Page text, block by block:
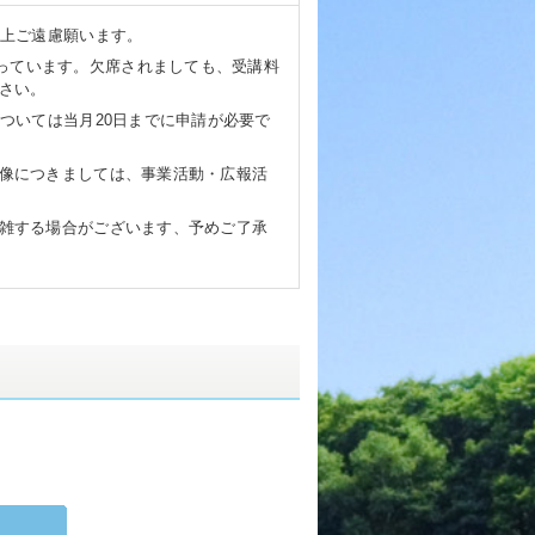
ご遠慮願います。
ています。欠席されましても、受講料
い。
いては当月20日までに申請が必要で
につきましては、事業活動・広報活
する場合がございます、予めご了承